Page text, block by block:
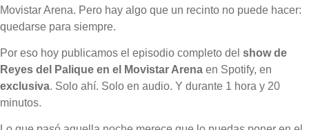
Movistar Arena. Pero hay algo que un recinto no puede hacer:
quedarse para siempre.
Por eso hoy publicamos el episodio completo del show de
Reyes del Palique en el Movistar Arena en Spotify, en
exclusiva. Solo ahí. Solo en audio. Y durante 1 hora y 20
minutos.